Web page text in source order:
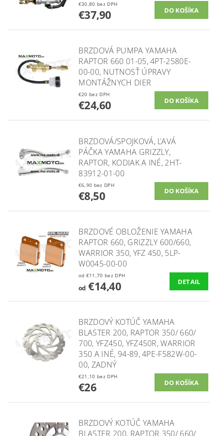
€30,80 bez DPH
€37,90
BRZDOVÁ PUMPA YAMAHA
RAPTOR 660 01-05, 4PT-2580E-
00-00, NUTNOSŤ ÚPRAVY
MONTÁŽNYCH DIER
€20 bez DPH
€24,60
BRZDOVÁ/SPOJKOVÁ, ĽAVÁ
PÁČKA YAMAHA GRIZZLY,
RAPTOR, KODIAK A INÉ, 2HT-
83912-01-00
€6,90 bez DPH
€8,50
BRZDOVÉ OBLOŽENIE YAMAHA
RAPTOR 660, GRIZZLY 600/660,
WARRIOR 350, YFZ 450, 5LP-
W0045-00-00
od €11,70 bez DPH
od€14,40 DETAIL
BRZDOVÝ KOTÚČ YAMAHA
BLASTER 200, RAPTOR 350/ 660/
700, YFZ450, YFZ450R, WARRIOR
350 A INÉ, 94-89, 4PE-F582W-00-
00, ZADNÝ
€21,10 bez DPH
€26
BRZDOVÝ KOTÚČ YAMAHA
BLASTER 200, RAPTOR 350/ 660/